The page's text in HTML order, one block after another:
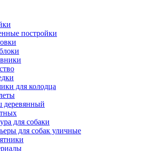
постройки
для колодца
деревянный
для собаки
для собак уличные